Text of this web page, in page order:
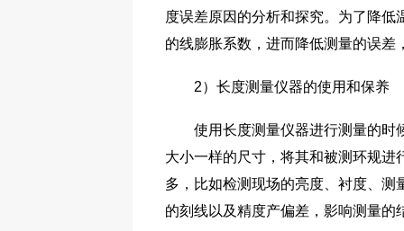
度误差原因的分析和探究。为了降
的线膨胀系数，进而降低测量的误
2）长度测量仪器的使用和保养
使用长度测量仪器进行测量的时候
大小一样的尺寸，将其和被测环规
多，比如检测现场的亮度、衬度、
的刻线以及精度产偏差，影响测量